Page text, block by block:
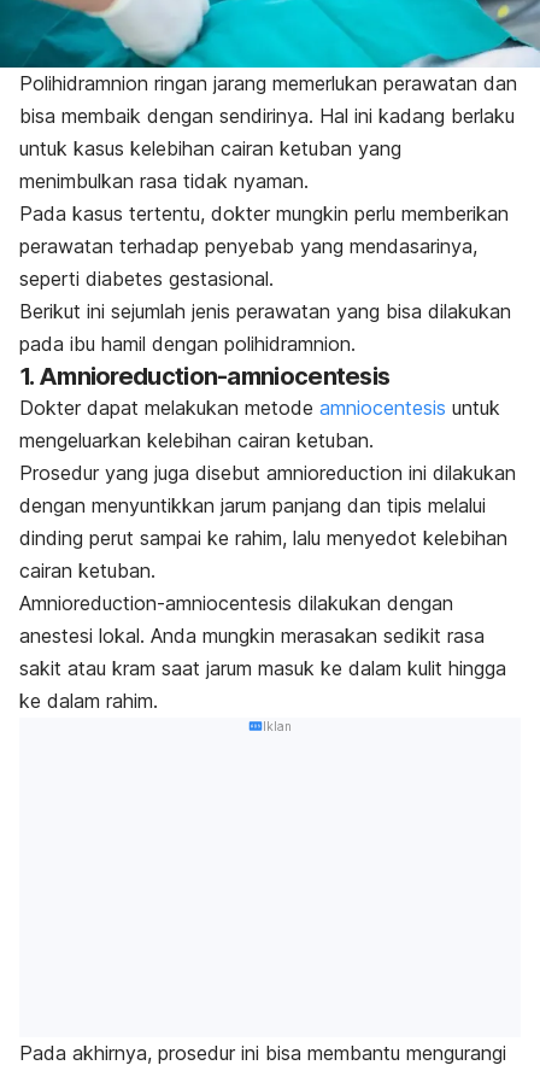
Polihidramnion ringan jarang memerlukan perawatan dan
bisa membaik dengan sendirinya. Hal ini kadang berlaku
untuk kasus kelebihan cairan ketuban yang
menimbulkan rasa tidak nyaman.
Pada kasus tertentu, dokter mungkin perlu memberikan
perawatan terhadap penyebab yang mendasarinya,
seperti diabetes gestasional.
Berikut ini sejumlah jenis perawatan yang bisa dilakukan
pada ibu hamil dengan polihidramnion.
1. Amnioreduction-amniocentesis
Dokter dapat melakukan metode amniocentesis untuk
mengeluarkan kelebihan cairan ketuban.
Prosedur yang juga disebut amnioreduction ini dilakukan
dengan menyuntikkan jarum panjang dan tipis melalui
dinding perut sampai ke rahim, lalu menyedot kelebihan
cairan ketuban.
Amnioreduction-amniocentesis dilakukan dengan
anestesi lokal. Anda mungkin merasakan sedikit rasa
sakit atau kram saat jarum masuk ke dalam kulit hingga
ke dalam rahim.
Iklan
Pada akhirnya, prosedur ini bisa membantu mengurangi